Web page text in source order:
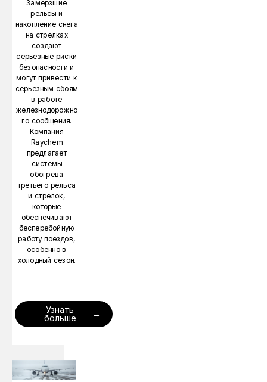
Замёрзшие
рельсы и
накопление снега
на стрелках
создают
серьёзные риски
безопасности и
могут привести к
серьёзным сбоям
в работе
железнодорожно
го сообщения.
Компания
Raychem
предлагает
системы
обогрева
третьего рельса
и стрелок,
которые
обеспечивают
бесперебойную
работу поездов,
особенно в
холодный сезон.
Узнать
больше